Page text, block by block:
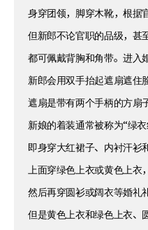
身穿团领，脚穿木靴，根据
但新郎不论官职的品级，甚
都可佩戴背胸和角带。进入
新郎会用双手抬起遮扇遮住脸
遮扇是带有两个手柄的方扇子
新娘的着装通常被称为“绿衣
即身穿大红裙子、内衬汗衫
上面穿绿色上衣或黄色上衣，
然后再穿圆衫或阔衣等婚礼
但是黄色上衣和绿色上衣、